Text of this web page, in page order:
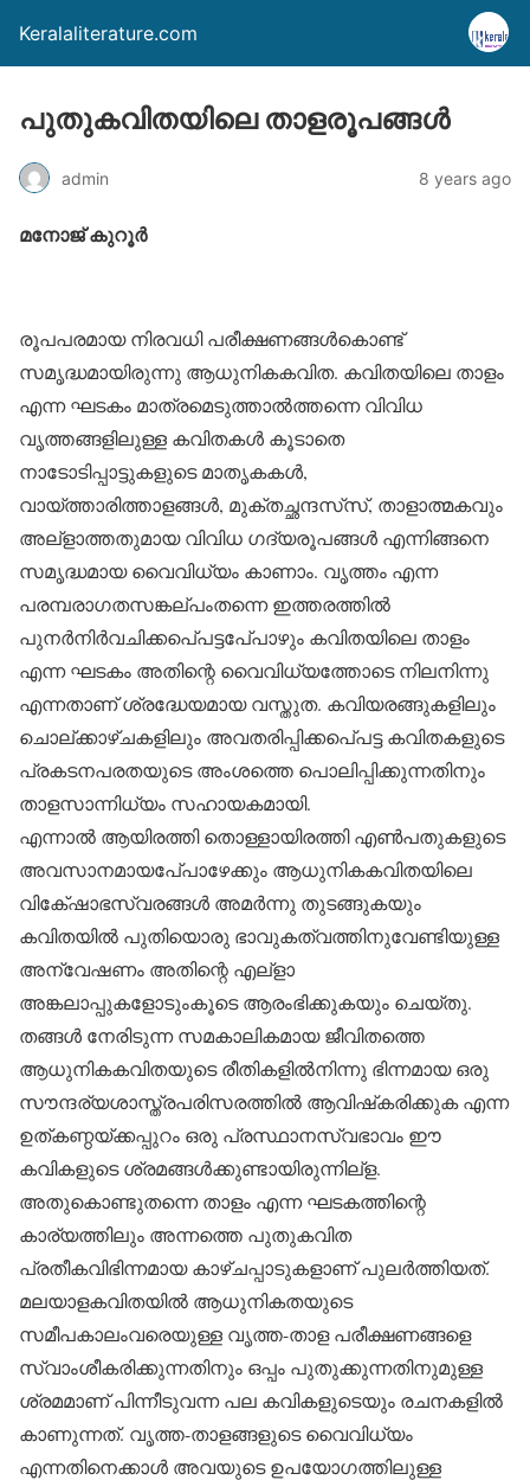
Keralaliterature.com
പുതുകവിതയിലെ താളരൂപങ്ങള്‍
admin 8 years ago
മനോജ് കുറൂര്‍
രൂപപരമായ നിരവധി പരീക്ഷണങ്ങള്‍കൊണ്ട്
സമൃദ്ധമായിരുന്നു ആധുനികകവിത. കവിതയിലെ താളം
എന്ന ഘടകം മാത്രമെടുത്താല്‍ത്തന്നെ വിവിധ
വൃത്തങ്ങളിലുള്ള കവിതകള്‍ കൂടാതെ
നാടോടിപ്പാട്ടുകളുടെ മാതൃകകള്‍,
വായ്ത്താരിത്താളങ്ങള്‍, മുക്തച്ഛന്ദസ്‌സ്, താളാത്മകവും
അല്‌ളാത്തതുമായ വിവിധ ഗദ്യരൂപങ്ങള്‍ എന്നിങ്ങനെ
സമൃദ്ധമായ വൈവിധ്യം കാണാം. വൃത്തം എന്ന
പരമ്പരാഗതസങ്കല്പംതന്നെ ഇത്തരത്തില്‍
പുനര്‍നിര്‍വചിക്കപെ്പട്ടപേ്പാഴും കവിതയിലെ താളം
എന്ന ഘടകം അതിന്റെ വൈവിധ്യത്തോടെ നിലനിന്നു
എന്നതാണ് ശ്രദ്ധേയമായ വസ്തുത. കവിയരങ്ങുകളിലും
ചൊല്ക്കാഴ്ചകളിലും അവതരിപ്പിക്കപെ്പട്ട കവിതകളുടെ
പ്രകടനപരതയുടെ അംശത്തെ പൊലിപ്പിക്കുന്നതിനും
താളസാന്നിധ്യം സഹായകമായി.
എന്നാല്‍ ആയിരത്തി തൊള്ളായിരത്തി എണ്‍പതുകളുടെ
അവസാനമായപേ്പാഴേക്കും ആധുനികകവിതയിലെ
വികേ്ഷാഭസ്വരങ്ങള്‍ അമര്‍ന്നു തുടങ്ങുകയും
കവിതയില്‍ പുതിയൊരു ഭാവുകത്വത്തിനുവേണ്ടിയുള്ള
അന്വേഷണം അതിന്റെ എല്‌ളാ
അങ്കലാപ്പുകളോടുംകൂടെ ആരംഭിക്കുകയും ചെയ്തു.
തങ്ങള്‍ നേരിടുന്ന സമകാലികമായ ജീവിതത്തെ
ആധുനികകവിതയുടെ രീതികളില്‍നിന്നു ഭിന്നമായ ഒരു
സൗന്ദര്യശാസ്ത്രപരിസരത്തില്‍ ആവിഷ്‌കരിക്കുക എന്ന
ഉത്കണ്ഠയ്ക്കപ്പുറം ഒരു പ്രസ്ഥാനസ്വഭാവം ഈ
കവികളുടെ ശ്രമങ്ങള്‍ക്കുണ്ടായിരുന്നില്‌ള.
അതുകൊണ്ടുതന്നെ താളം എന്ന ഘടകത്തിന്റെ
കാര്യത്തിലും അന്നത്തെ പുതുകവിത
പ്രതീകവിഭിന്നമായ കാഴ്ചപ്പാടുകളാണ് പുലര്‍ത്തിയത്.
മലയാളകവിതയില്‍ ആധുനികതയുടെ
സമീപകാലംവരെയുള്ള വൃത്ത-താള പരീക്ഷണങ്ങളെ
സ്വാംശീകരിക്കുന്നതിനും ഒപ്പം പുതുക്കുന്നതിനുമുള്ള
ശ്രമമാണ് പിന്നീടുവന്ന പല കവികളുടെയും രചനകളില്‍
കാണുന്നത്. വൃത്ത-താളങ്ങളുടെ വൈവിധ്യം
എന്നതിനെക്കാള്‍ അവയുടെ ഉപയോഗത്തിലുള്ള